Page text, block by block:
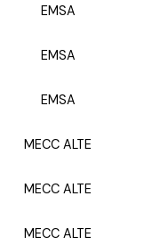
EMSA
EMSA
EMSA
MECC ALTE
MECC ALTE
MECC ALTE